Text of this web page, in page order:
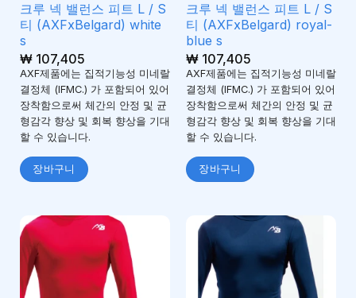
크루 넥 밸런스 피트 L / S
티 (AXFxBelgard) white
s
₩107,405
AXF제품에는 집적기능성 미네랄
결정체 (IFMC.) 가 포함되어 있어
장착함으로써 체간의 안정 및 균
형감각 향상 및 회복 향상을 기대
할 수 있습니다.
장바구니
크루 넥 밸런스 피트 L / S
티 (AXFxBelgard) royal-
blue s
₩107,405
AXF제품에는 집적기능성 미네랄
결정체 (IFMC.) 가 포함되어 있어
장착함으로써 체간의 안정 및 균
형감각 향상 및 회복 향상을 기대
할 수 있습니다.
장바구니